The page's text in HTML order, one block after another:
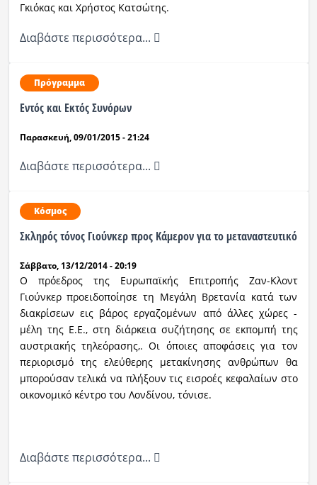
Εκπομπές
Γκιόκας και Χρήστος Κατσώτης.
Διαβάστε περισσότερα...
Πρόγραμμα
Εντός και Εκτός Συνόρων
Παρασκευή, 09/01/2015 - 21:24
Διαβάστε περισσότερα...
Κόσμος
Σκληρός τόνος Γιούνκερ προς Κάμερον για το μεταναστευτικό
Σάββατο, 13/12/2014 - 20:19
Ο πρόεδρος της Ευρωπαϊκής Επιτροπής Ζαν-Κλοντ
Γιούνκερ προειδοποίησε τη Μεγάλη Βρετανία κατά των
διακρίσεων εις βάρος εργαζομένων από άλλες χώρες -
μέλη της Ε.Ε.,στη διάρκεια συζήτησης σε εκπομπή της
αυστριακής τηλεόρασης,. Οι όποιες αποφάσεις για τον
περιορισμό της ελεύθερης μετακίνησης ανθρώπων θα
μπορούσαν τελικά να πλήξουν τις εισροές κεφαλαίων στο
οικονομικό κέντρο του Λονδίνου, τόνισε.
Διαβάστε περισσότερα...